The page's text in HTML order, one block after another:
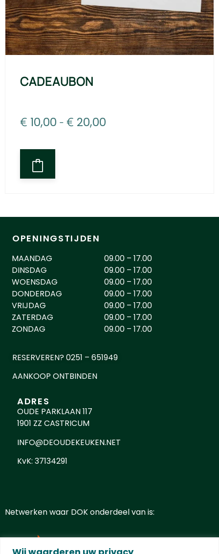
Wij waarderen uw privacy
CADEAUBON
€ 10,00 -€ 20,00
OPENINGSTIJDEN
MAANDAG
DINSDAG
WOENSDAG
DONDERDAG
VRIJDAG
ZATERDAG
ZONDAG
09.00 – 17.00
09.00 – 17.00
09.00 – 17.00
09.00 – 17.00
09.00 – 17.00
09.00 – 17.00
09.00 – 17.00
RESERVEREN? 0251 – 651949
AANKOOP ONTBINDEN
ADRES
OUDE PARKLAAN 117
1901 ZZ CASTRICUM
INFO@DEOUDEKEUKEN.NET
KvK: 37134291
Netwerken waar DOK onderdeel van is: